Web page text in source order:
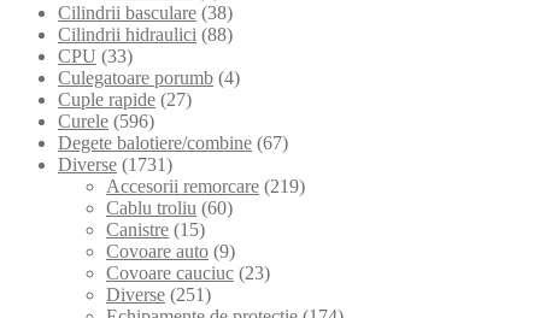
Cilindrii basculare (38)
Cilindrii hidraulici (88)
CPU (33)
Culegatoare porumb (4)
Cuple rapide (27)
Curele (596)
Degete balotiere/combine (67)
Diverse (1731)
Accesorii remorcare (219)
Cablu troliu (60)
Canistre (15)
Covoare auto (9)
Covoare cauciuc (23)
Diverse (251)